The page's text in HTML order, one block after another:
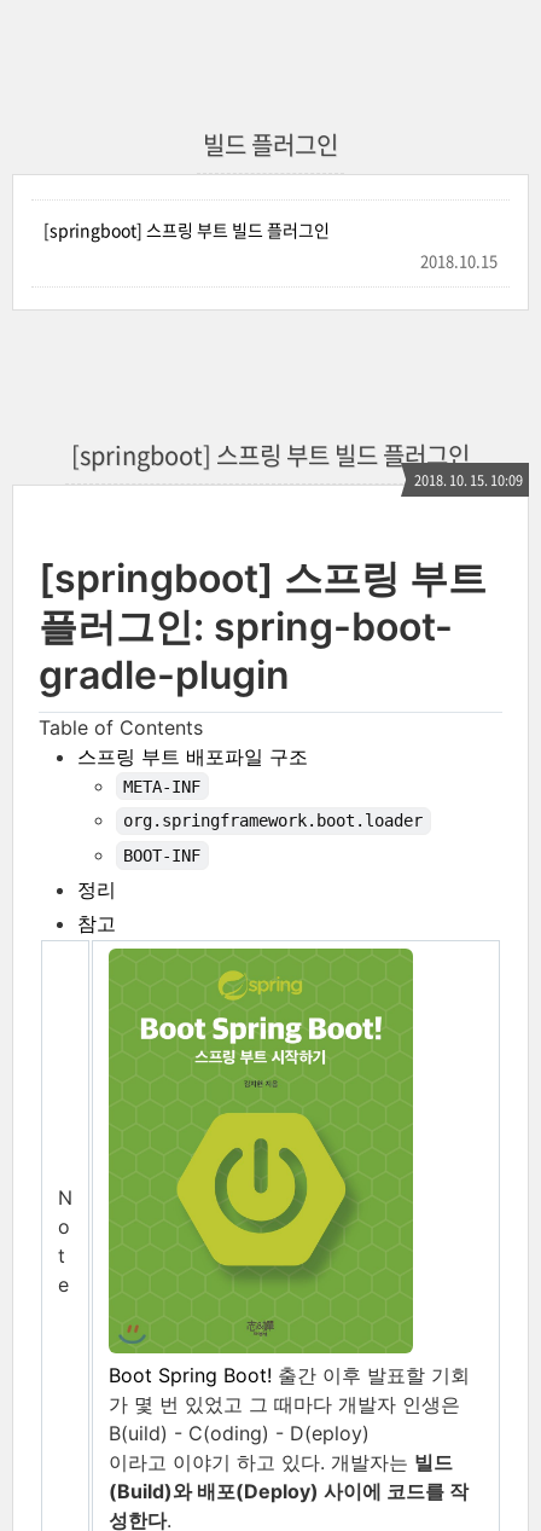
빌드 플러그인
[springboot] 스프링 부트 빌드 플러그인
2018.10.15
[springboot] 스프링 부트 빌드 플러그인
2018. 10. 15. 10:09
[springboot] 스프링 부트
플러그인: spring-boot-
gradle-plugin
Table of Contents
스프링 부트 배포파일 구조
META-INF
org.springframework.boot.loader
BOOT-INF
정리
참고
N
o
t
e
Boot Spring Boot! 출간 이후 발표할 기회
가 몇 번 있었고 그 때마다 개발자 인생은
B(uild) - C(oding) - D(eploy)
이라고 이야기 하고 있다. 개발자는 빌드
(Build)와 배포(Deploy) 사이에 코드를 작
성한다.